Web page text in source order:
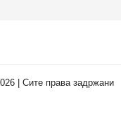
| Сите права задржани